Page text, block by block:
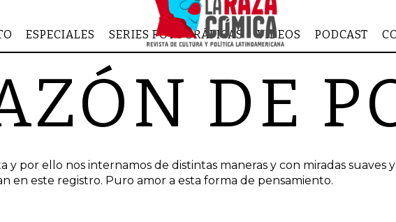
ESPECIALES SERIES FOTOGRÁFICAS VIDEOS PODCAST
DE
y por ello nos internamos de distintas maneras y con miradas suaves
en este registro. Puro amor a esta forma de pensamiento.